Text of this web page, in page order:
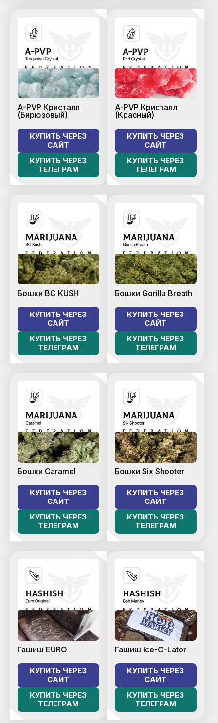
A-PVP Кристалл
(Бирюзовый)
КУПИТЬ ЧЕРЕЗ
САЙТ
КУПИТЬ ЧЕРЕЗ
ТЕЛЕГРАМ
A-PVP Кристалл
(Красный)
КУПИТЬ ЧЕРЕЗ
САЙТ
КУПИТЬ ЧЕРЕЗ
ТЕЛЕГРАМ
Бошки BC KUSH
КУПИТЬ ЧЕРЕЗ
САЙТ
КУПИТЬ ЧЕРЕЗ
ТЕЛЕГРАМ
Бошки Gorilla Breath
КУПИТЬ ЧЕРЕЗ
САЙТ
КУПИТЬ ЧЕРЕЗ
ТЕЛЕГРАМ
Бошки Caramel
КУПИТЬ ЧЕРЕЗ
САЙТ
КУПИТЬ ЧЕРЕЗ
ТЕЛЕГРАМ
Бошки Six Shooter
КУПИТЬ ЧЕРЕЗ
САЙТ
КУПИТЬ ЧЕРЕЗ
ТЕЛЕГРАМ
Гашиш EURO
КУПИТЬ ЧЕРЕЗ
САЙТ
КУПИТЬ ЧЕРЕЗ
ТЕЛЕГРАМ
Гашиш Ice-O-Lator
КУПИТЬ ЧЕРЕЗ
САЙТ
КУПИТЬ ЧЕРЕЗ
ТЕЛЕГРАМ